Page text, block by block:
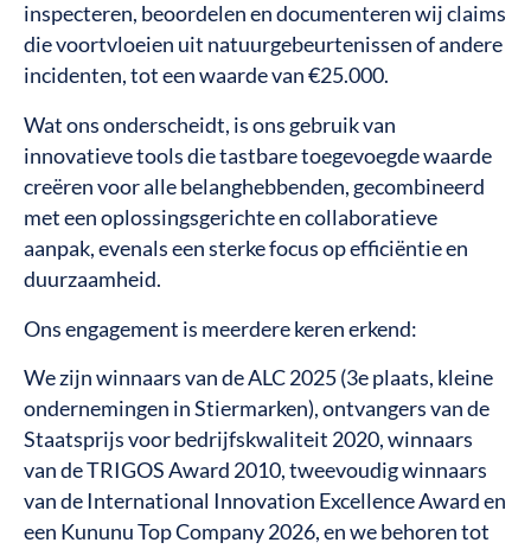
inspecteren, beoordelen en documenteren wij claims
die voortvloeien uit natuurgebeurtenissen of andere
incidenten, tot een waarde van €25.000.
Wat ons onderscheidt, is ons gebruik van
innovatieve tools die tastbare toegevoegde waarde
creëren voor alle belanghebbenden, gecombineerd
met een oplossingsgerichte en collaboratieve
aanpak, evenals een sterke focus op efficiëntie en
duurzaamheid.
Ons engagement is meerdere keren erkend:
We zijn winnaars van de ALC 2025 (3e plaats, kleine
ondernemingen in Stiermarken), ontvangers van de
Staatsprijs voor bedrijfskwaliteit 2020, winnaars
van de TRIGOS Award 2010, tweevoudig winnaars
van de International Innovation Excellence Award en
een Kununu Top Company 2026, en we behoren tot